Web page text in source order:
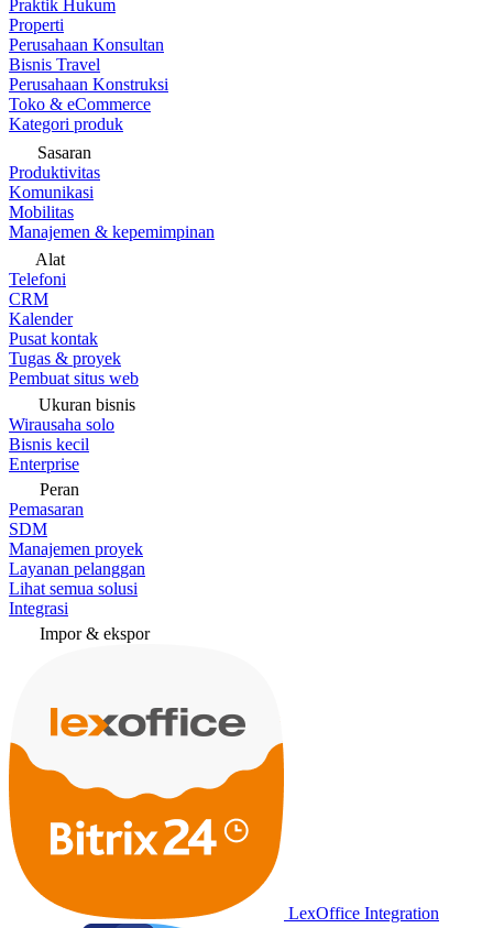
Praktik Hukum
Properti
Perusahaan Konsultan
Bisnis Travel
Perusahaan Konstruksi
Toko & eCommerce
Kategori produk
Sasaran
Produktivitas
Komunikasi
Mobilitas
Manajemen & kepemimpinan
Alat
Telefoni
CRM
Kalender
Pusat kontak
Tugas & proyek
Pembuat situs web
Ukuran bisnis
Wirausaha solo
Bisnis kecil
Enterprise
Peran
Pemasaran
SDM
Manajemen proyek
Layanan pelanggan
Lihat semua solusi
Integrasi
Impor & ekspor
LexOffice Integration